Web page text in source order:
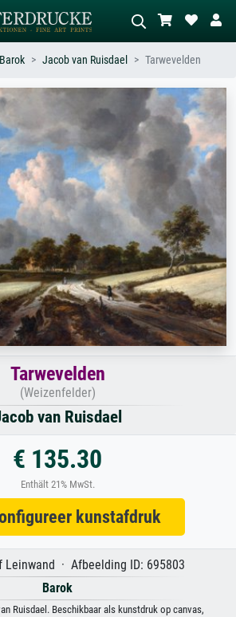
AI-beeldzoeker
stijl – bijv.
Beschrijf de scène – bijv. groene
weide, abstract met veel rood, donker
olieverfschilderij, staand naakt naast
een boom.
Barok Jacob van Ruisdael Tarwevelden
Tarwevelden
(Weizenfelder)
van Ruisdael
€ 135.30
Enthält 21% MwSt.
kunstafdruk
Leinwand · Afbeelding ID: 695803
Barok
Ruisdael. Beschikbaar als kunstdruk op canvas,